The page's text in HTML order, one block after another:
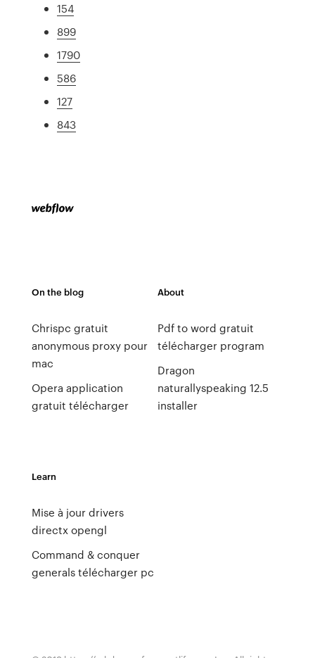
154
899
1790
586
127
843
On the blog
Chrispc gratuit
anonymous proxy pour
mac
Opera application
gratuit télécharger
About
Pdf to word gratuit
télécharger program
Dragon
naturallyspeaking 12.5
installer
Learn
Mise à jour drivers
directx opengl
Command & conquer
generals télécharger pc